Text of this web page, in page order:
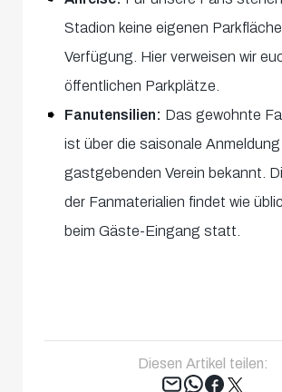
Stadion keine eigenen
Verfügung. Hier verweisen wir
öffentlichen Parkplätze.
Fanutensilien: Das gewohnte
ist über die saisonale Anmeldung
gastgebenden Verein bekannt.
der Fanmaterialien findet wie
beim Gäste-Eingang statt.
Diesen Artikel teilen:
Tweet